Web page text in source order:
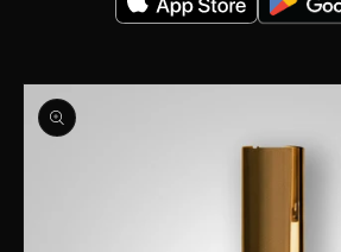
directamente
a la
información